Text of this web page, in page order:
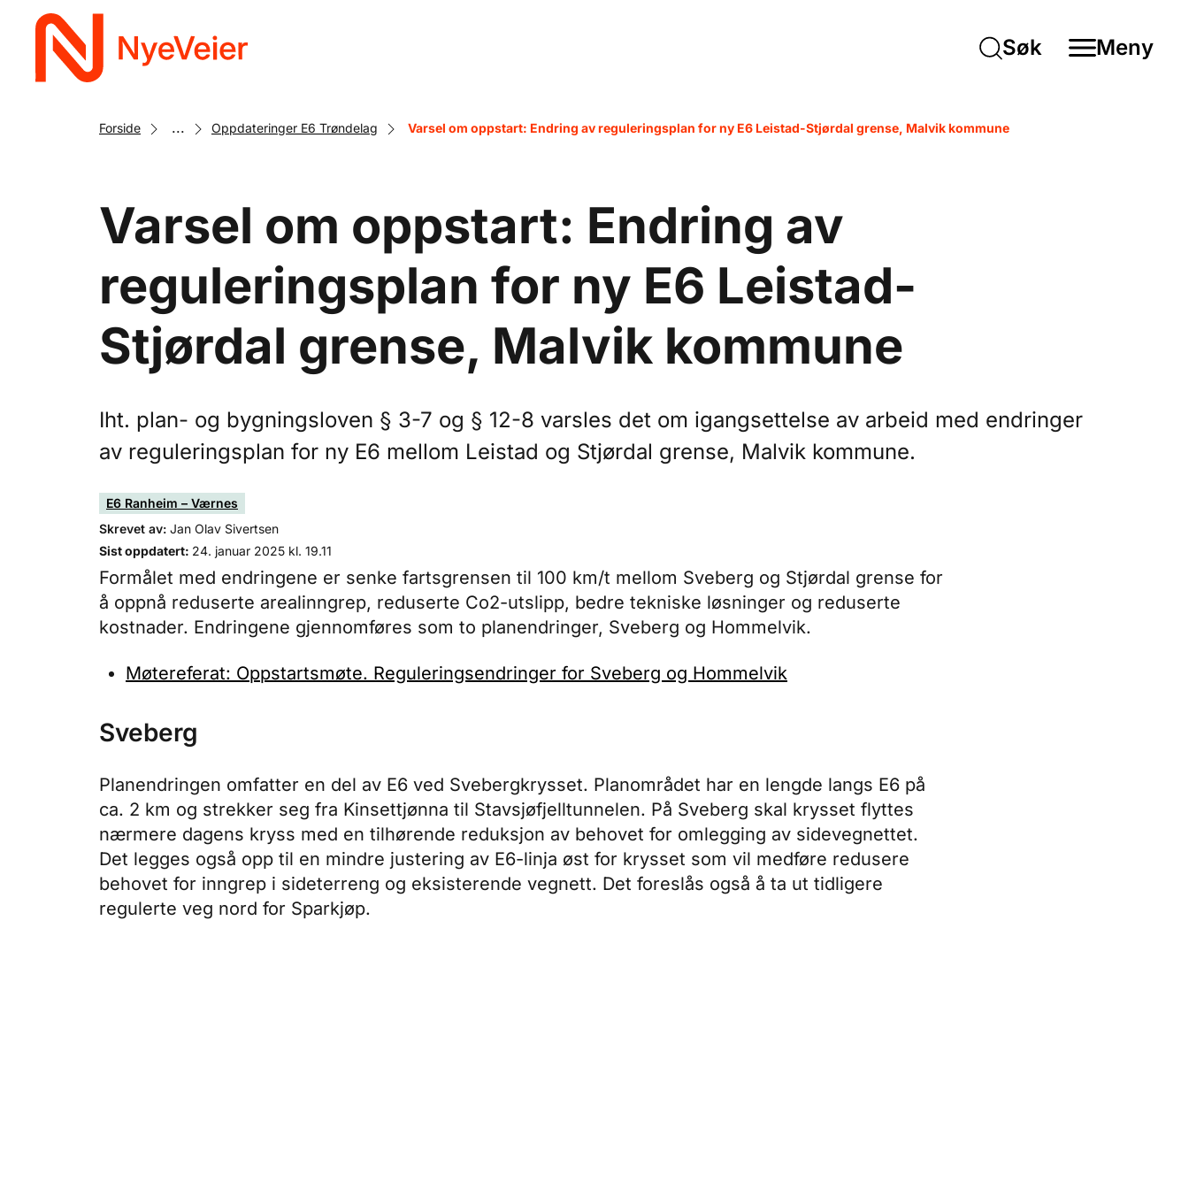
Søk Meny
Forside ... Oppdateringer E6 Trøndelag Varsel om oppstart: Endring av reguleringsplan for ny E6 Leistad-Stjørdal grense, Malvik kommune
Varsel om oppstart: Endring av
reguleringsplan for ny E6 Leistad-
Stjørdal grense, Malvik kommune
Iht. plan- og bygningsloven § 3-7 og § 12-8 varsles det om igangsettelse av arbeid med endringer
av reguleringsplan for ny E6 mellom Leistad og Stjørdal grense, Malvik kommune.
E6 Ranheim – Værnes
Skrevet av: Jan Olav Sivertsen
Sist oppdatert: 24. januar 2025 kl. 19.11
Formålet med endringene er senke fartsgrensen til 100 km/t mellom Sveberg og Stjørdal grense for
å oppnå reduserte arealinngrep, reduserte Co2-utslipp, bedre tekniske løsninger og reduserte
kostnader. Endringene gjennomføres som to planendringer, Sveberg og Hommelvik.
Møtereferat: Oppstartsmøte. Reguleringsendringer for Sveberg og Hommelvik
Sveberg
Planendringen omfatter en del av E6 ved Svebergkrysset. Planområdet har en lengde langs E6 på
ca. 2 km og strekker seg fra Kinsettjønna til Stavsjøfjelltunnelen. På Sveberg skal krysset flyttes
nærmere dagens kryss med en tilhørende reduksjon av behovet for omlegging av sidevegnettet.
Det legges også opp til en mindre justering av E6-linja øst for krysset som vil medføre redusere
behovet for inngrep i sideterreng og eksisterende vegnett. Det foreslås også å ta ut tidligere
regulerte veg nord for Sparkjøp.